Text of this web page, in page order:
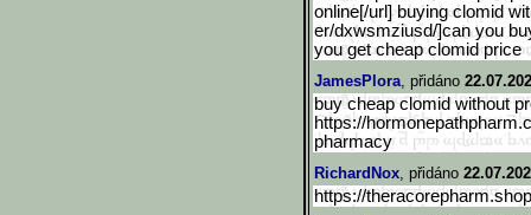
online[/url] buying clomid
er/dxwsmziusd/]can you
you get cheap clomid price
JamesPlora, přidáno
buy cheap clomid without
https://
pharmacy
RichardNox, přidáno
https://